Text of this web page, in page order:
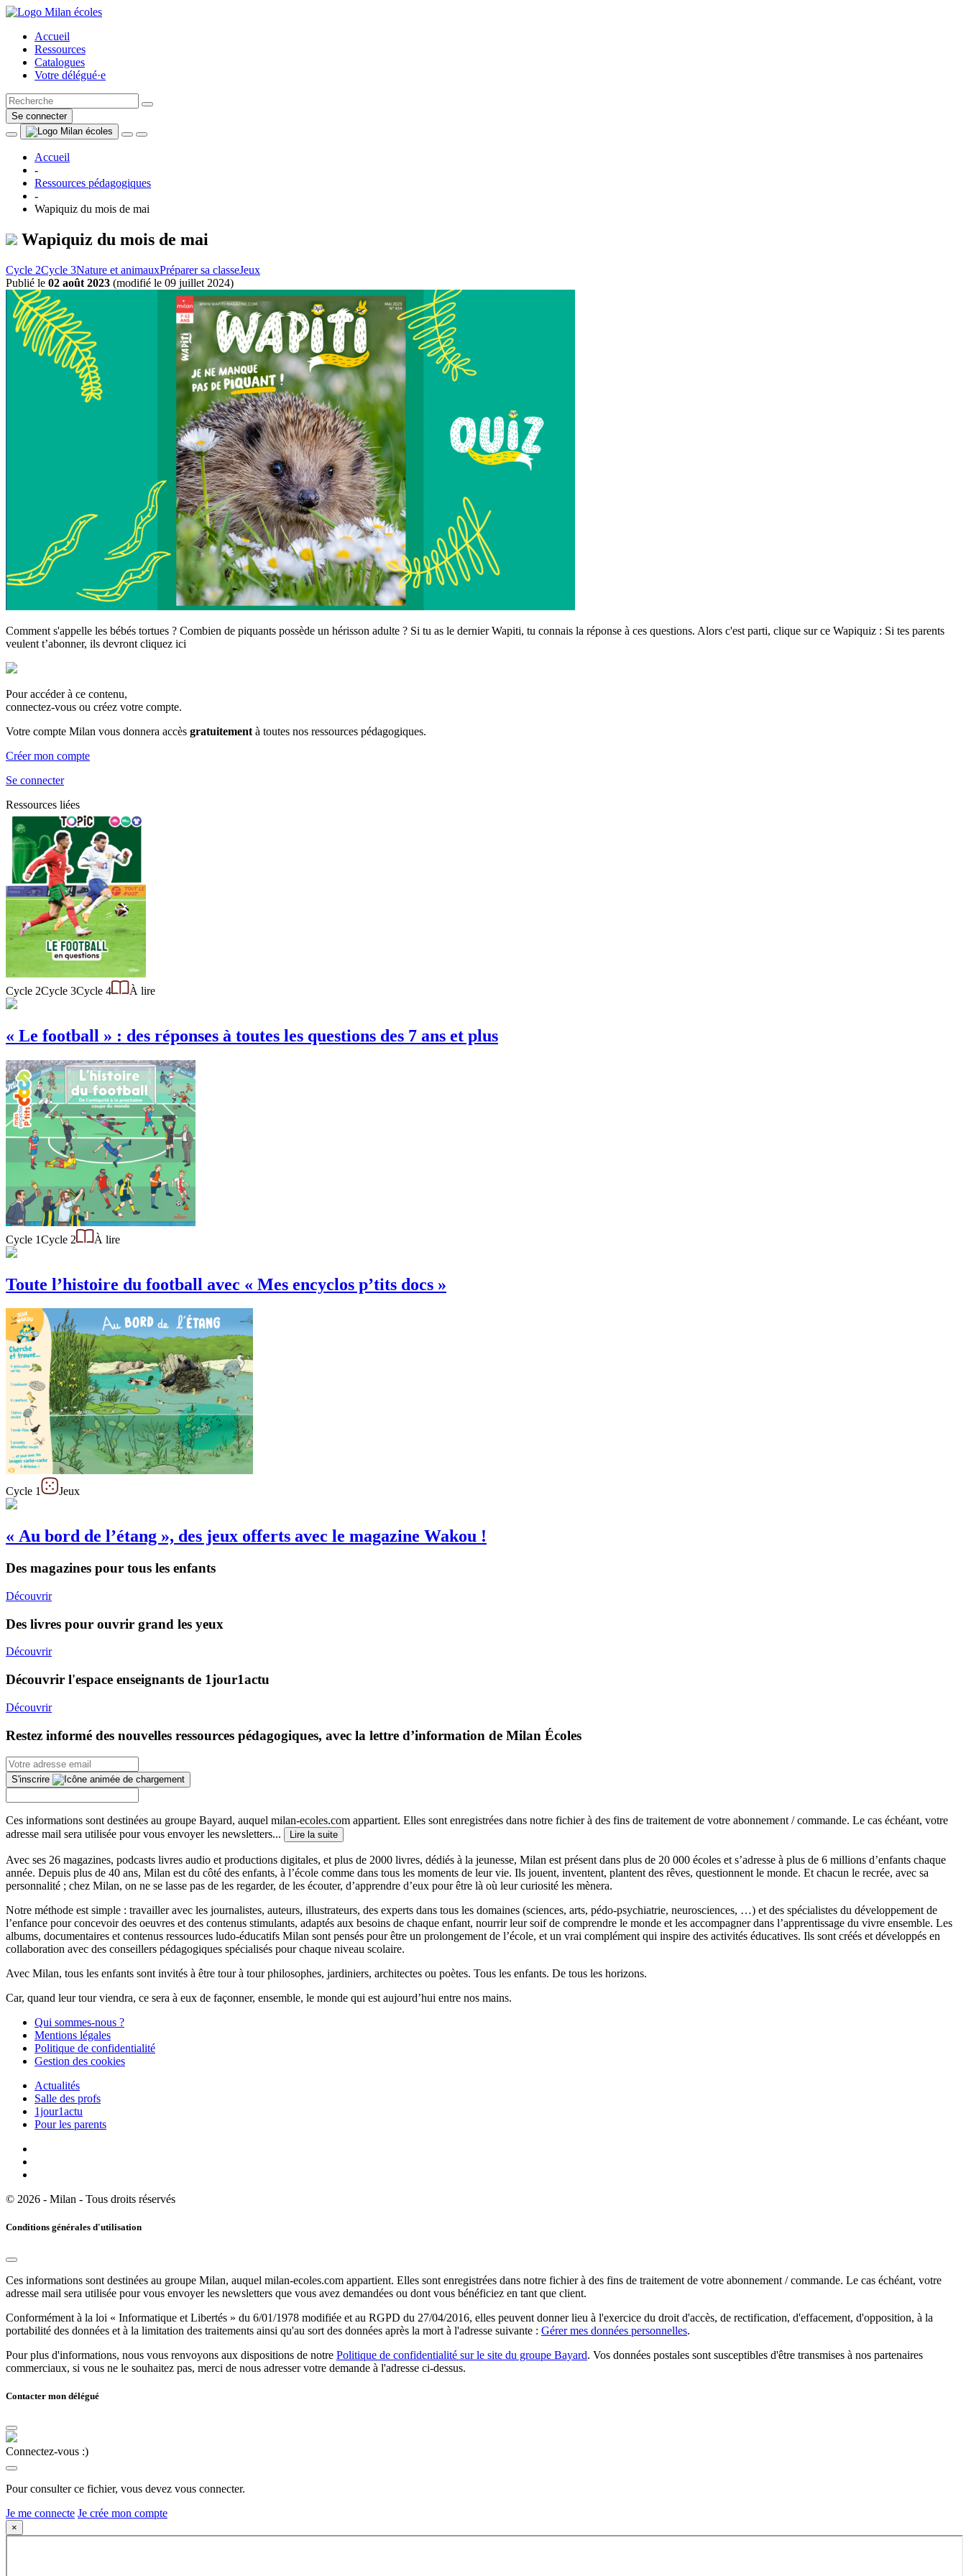
Accueil
Ressources
Catalogues
Votre délégué·e
Se connecter
Accueil
-
Ressources pédagogiques
-
Wapiquiz du mois de mai
Wapiquiz du mois de mai
Cycle 2Cycle 3Nature et animauxPréparer sa classeJeux
Publié le 02 août 2023 (modifié le 09 juillet 2024)
Comment s'appelle les bébés tortues ? Combien de piquants possède un hérisson adulte ? Si tu as le dernier Wapiti, tu connais la réponse à ces questions. Alors c'est parti, clique sur ce Wapiquiz : Si tes parents
veulent t’abonner, ils devront cliquez ici
Pour accéder à ce contenu,
connectez-vous ou créez votre compte.
Votre compte Milan vous donnera accès gratuitement à toutes nos ressources pédagogiques.
Créer mon compte
Se connecter
Ressources liées
Cycle 2Cycle 3Cycle 4 À lire
« Le football » : des réponses à toutes les questions des 7 ans et plus
Cycle 1Cycle 2 À lire
Toute l’histoire du football avec « Mes encyclos p’tits docs »
Cycle 1 Jeux
« Au bord de l’étang », des jeux offerts avec le magazine Wakou !
Des magazines pour tous les enfants
Découvrir
Des livres pour ouvrir grand les yeux
Découvrir
Découvrir l'espace enseignants de 1jour1actu
Découvrir
Restez informé des nouvelles ressources pédagogiques, avec la lettre d’information de Milan Écoles
S'inscrire
Ces informations sont destinées au groupe Bayard, auquel milan-ecoles.com appartient. Elles sont enregistrées dans notre fichier à des fins de traitement de votre abonnement / commande. Le cas échéant, votre
adresse mail sera utilisée pour vous envoyer les newsletters...
Lire la suite
Avec ses 26 magazines, podcasts livres audio et productions digitales, et plus de 2000 livres, dédiés à la jeunesse, Milan est présent dans plus de 20 000 écoles et s’adresse à plus de 6 millions d’enfants chaque
année. Depuis plus de 40 ans, Milan est du côté des enfants, à l’école comme dans tous les moments de leur vie. Ils jouent, inventent, plantent des rêves, questionnent le monde. Et chacun le recrée, avec sa
personnalité ; chez Milan, on ne se lasse pas de les regarder, de les écouter, d’apprendre d’eux pour être là où leur curiosité les mènera.
Notre méthode est simple : travailler avec les journalistes, auteurs, illustrateurs, des experts dans tous les domaines (sciences, arts, pédo-psychiatrie, neurosciences, …) et des spécialistes du développement de
l’enfance pour concevoir des oeuvres et des contenus stimulants, adaptés aux besoins de chaque enfant, nourrir leur soif de comprendre le monde et les accompagner dans l’apprentissage du vivre ensemble. Les
albums, documentaires et contenus ressources ludo-éducatifs Milan sont pensés pour être un prolongement de l’école, et un vrai complément qui inspire des activités éducatives. Ils sont créés et développés en
collaboration avec des conseillers pédagogiques spécialisés pour chaque niveau scolaire.
Avec Milan, tous les enfants sont invités à être tour à tour philosophes, jardiniers, architectes ou poètes. Tous les enfants. De tous les horizons.
Car, quand leur tour viendra, ce sera à eux de façonner, ensemble, le monde qui est aujourd’hui entre nos mains.
Qui sommes-nous ?
Mentions légales
Politique de confidentialité
Gestion des cookies
Actualités
Salle des profs
1jour1actu
Pour les parents
© 2026 - Milan - Tous droits réservés
Conditions générales d'utilisation
Ces informations sont destinées au groupe Milan, auquel milan-ecoles.com appartient. Elles sont enregistrées dans notre fichier à des fins de traitement de votre abonnement / commande. Le cas échéant, votre
adresse mail sera utilisée pour vous envoyer les newsletters que vous avez demandées ou dont vous bénéficiez en tant que client.
Conformément à la loi « Informatique et Libertés » du 6/01/1978 modifiée et au RGPD du 27/04/2016, elles peuvent donner lieu à l'exercice du droit d'accès, de rectification, d'effacement, d'opposition, à la
portabilité des données et à la limitation des traitements ainsi qu'au sort des données après la mort à l'adresse suivante : Gérer mes données personnelles.
Pour plus d'informations, nous vous renvoyons aux dispositions de notre Politique de confidentialité sur le site du groupe Bayard. Vos données postales sont susceptibles d'être transmises à nos partenaires
commerciaux, si vous ne le souhaitez pas, merci de nous adresser votre demande à l'adresse ci-dessus.
Contacter mon délégué
Connectez-vous :)
Pour consulter ce fichier, vous devez vous connecter.
Je me connecte Je crée mon compte
×